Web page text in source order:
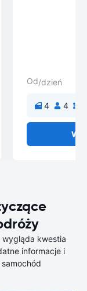
Od/dzień
4 4
kwestia
informacje i